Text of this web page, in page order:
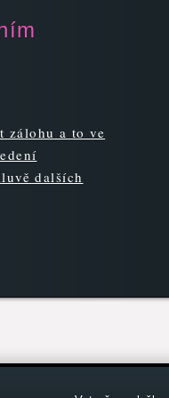
zálohu a to ve
dalších